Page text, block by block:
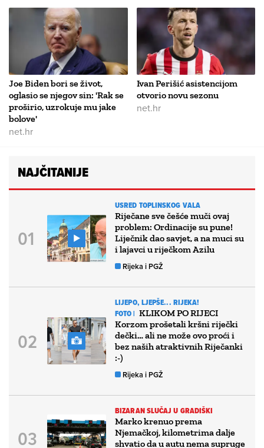
Joe Biden bori se život,
oglasio se njegov sin: 'Rak se
proširio, uzrokuje mu jake
bolove'
net.hr
Ivan Perišić asistencijom
otvorio novu sezonu
net.hr
NAJČITANIJE
USRED TOPLINSKOG VALA
Riječane sve češće muči ovaj
problem: Ordinacije su pune!
Liječnik dao savjet, a na muci su
i lajavci u riječkom Azilu
Rijeka i PGŽ
LIJEPO, LJEPŠE... RIJEKA!
FOTO | KLIKOM PO RIJECI
Korzom prošetali kršni riječki
dečki… ali ne može ovo proći i
bez naših atraktivnih Riječanki
:-)
Rijeka i PGŽ
BIZARAN SLUČAJ U GRADIŠKI
Marko krenuo prema
Njemačkoj, kilometrima dalje
shvatio da u autu nema supruge